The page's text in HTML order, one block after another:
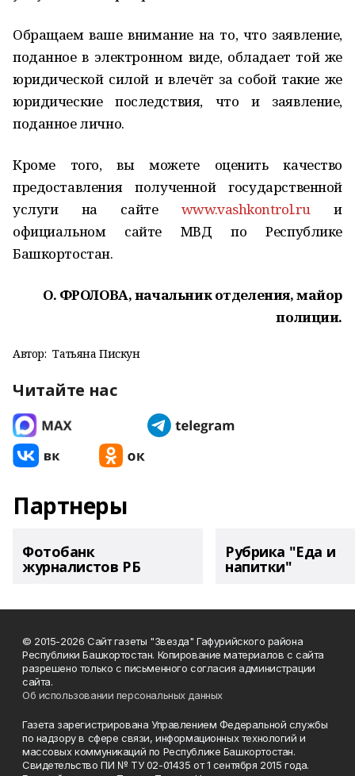
Обращаем ваше внимание на то, что заявление,
поданное в электронном виде, обладает той же
юридической силой и влечёт за собой такие же
юридические последствия, что и заявление,
поданное лично.
Кроме того, вы можете оценить качество
предоставления полученной государственной
услуги на сайте www.vashkontrol.ru и
официальном сайте МВД по Республике
Башкортостан.
О. ФРОЛОВА, начальник отделения, майор
полиции.
Автор: Татьяна Пискун
Читайте нас
Партнеры
Фотобанк
журналистов РБ
Рубрика "Еда и
напитки"
© 2015-2026 Сайт газеты "Звезда" Гафурийского района
Республики Башкортостан. Копирование материалов с сайта
разрешено только с письменного согласия администрации
сайта.
Об использовании персональных данных
Газета зарегистрирована Управлением Федеральной службы
по надзору в сфере связи, информационных технологий и
массовых коммуникаций по Республике Башкортостан.
Свидетельство ПИ № ТУ 02-01435 от 1 сентября 2015 года.